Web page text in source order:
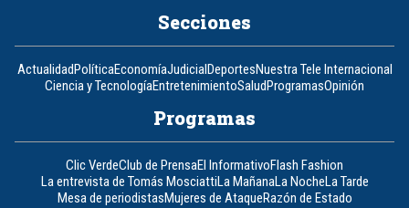
Secciones
ActualidadPolíticaEconomíaJudicialDeportesNuestra Tele Internacional
Ciencia y TecnologíaEntretenimientoSaludProgramasOpinión
Programas
Clic VerdeClub de PrensaEl InformativoFlash Fashion
La entrevista de Tomás MosciattiLa MañanaLa NocheLa Tarde
Mesa de periodistasMujeres de AtaqueRazón de Estado